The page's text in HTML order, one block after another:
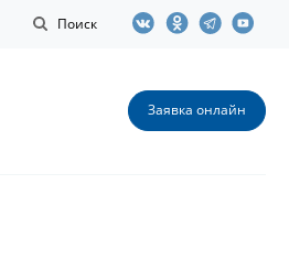
Поиск
Заявка онлайн